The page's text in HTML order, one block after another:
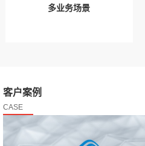
多业务场景
客户案例
CASE